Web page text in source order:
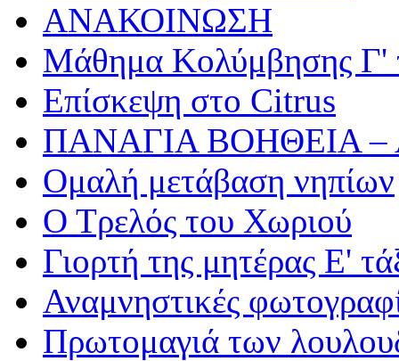
ΑΝΑΚΟΙΝΩΣΗ
Μάθημα Κολύμβησης Γ'
Επίσκεψη στο Citrus
ΠΑΝΑΓΙΑ ΒΟΗΘΕΙΑ
Ομαλή μετάβαση νηπίων
Ο Τρελός του Χωριού
Γιορτή της μητέρας Ε'
Αναμνηστικές
Πρωτομαγιά των